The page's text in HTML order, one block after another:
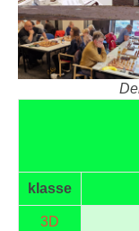
klasse
3D